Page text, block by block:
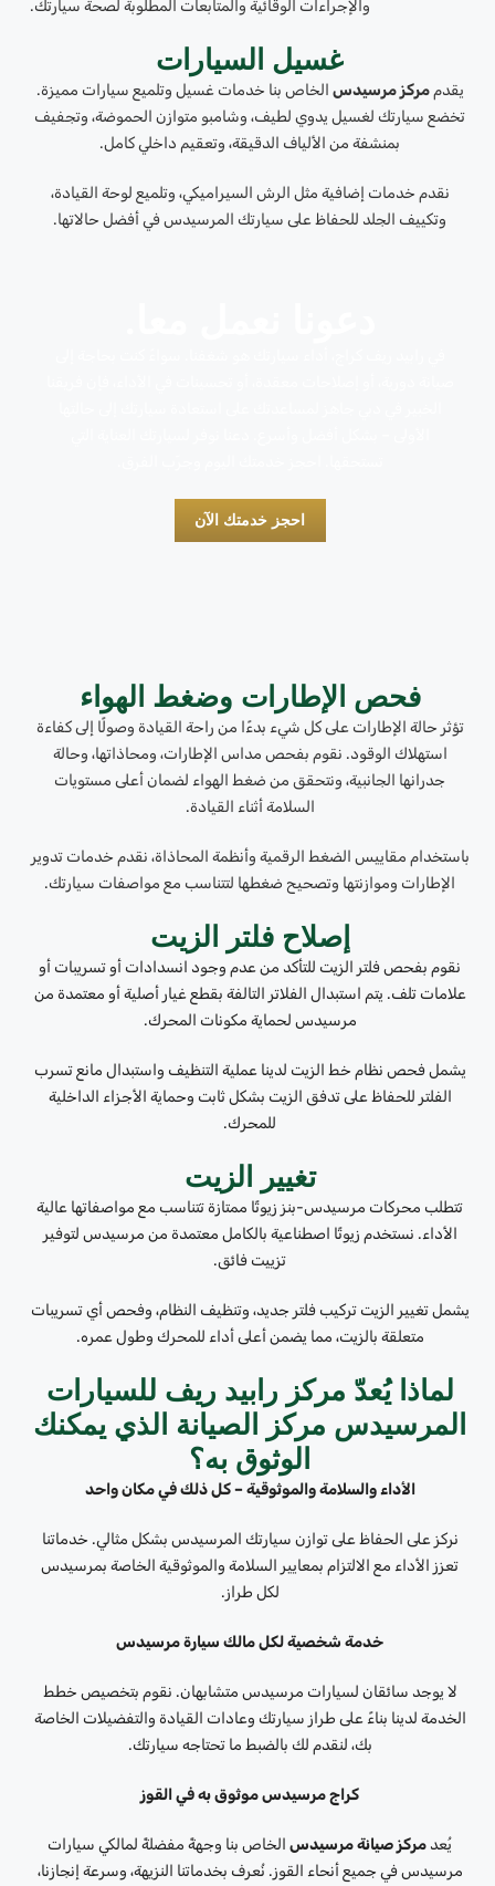
والإجراءات الوقائية والمتابعات المطلوبة لصحة سيارتك.
غسيل السيارات
يقدممركز مرسيدس الخاص بنا خدمات غسيل وتلميع سيارات مميزة.
تخضع سيارتك لغسيل يدوي لطيف، وشامبو متوازن الحموضة، وتجفيف
بمنشفة من الألياف الدقيقة، وتعقيم داخلي كامل.
نقدم خدمات إضافية مثل الرش السيراميكي، وتلميع لوحة القيادة،
وتكييف الجلد للحفاظ على سيارتك المرسيدس في أفضل حالاتها.
احجز خدمتك الآن
فحص الإطارات وضغط الهواء
تؤثر حالة الإطارات على كل شيء بدءًا من راحة القيادة وصولًا إلى كفاءة
استهلاك الوقود. نقوم بفحص مداس الإطارات، ومحاذاتها، وحالة
جدرانها الجانبية، ونتحقق من ضغط الهواء لضمان أعلى مستويات
السلامة أثناء القيادة.
باستخدام مقاييس الضغط الرقمية وأنظمة المحاذاة، نقدم خدمات تدوير
الإطارات وموازنتها وتصحيح ضغطها لتتناسب مع مواصفات سيارتك.
إصلاح فلتر الزيت
نقوم بفحص فلتر الزيت للتأكد من عدم وجود انسدادات أو تسريبات أو
علامات تلف. يتم استبدال الفلاتر التالفة بقطع غيار أصلية أو معتمدة من
مرسيدس لحماية مكونات المحرك.
يشمل فحص نظام خط الزيت لدينا عملية التنظيف واستبدال مانع تسرب
الفلتر للحفاظ على تدفق الزيت بشكل ثابت وحماية الأجزاء الداخلية
للمحرك.
تغيير الزيت
تتطلب محركات مرسيدس-بنز زيوتًا ممتازة تتناسب مع مواصفاتها عالية
الأداء. نستخدم زيوتًا اصطناعية بالكامل معتمدة من مرسيدس لتوفير
تزييت فائق.
يشمل تغيير الزيت تركيب فلتر جديد، وتنظيف النظام، وفحص أي تسريبات
متعلقة بالزيت، مما يضمن أعلى أداء للمحرك وطول عمره.
لماذا يُعدّ مركز رابيد ريف للسيارات
المرسيدس مركز الصيانة الذي يمكنك
الوثوق به؟
الأداء والسلامة والموثوقية – كل ذلك في مكان واحد
نركز على الحفاظ على توازن سيارتك المرسيدس بشكل مثالي. خدماتنا
تعزز الأداء مع الالتزام بمعايير السلامة والموثوقية الخاصة بمرسيدس
لكل طراز.
خدمة شخصية لكل مالك سيارة مرسيدس
لا يوجد سائقان لسيارات مرسيدس متشابهان. نقوم بتخصيص خطط
الخدمة لدينا بناءً على طراز سيارتك وعادات القيادة والتفضيلات الخاصة
بك، لنقدم لك بالضبط ما تحتاجه سيارتك.
كراج مرسيدس موثوق به في القوز
يُعد مركز صيانة مرسيدس الخاص بنا وجهةً مفضلةً لمالكي سيارات
مرسيدس في جميع أنحاء القوز. نُعرف بخدماتنا النزيهة، وسرعة إنجازنا،